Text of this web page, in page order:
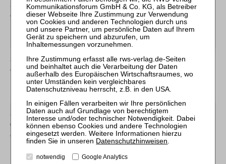
30.09.2026
Online
Reinhard Bork
Praktiker-Webinar90 Minuten
Anfechtungsrecht aktuell
[§ 15 FAO]
30.09.2026
Online
Ralf Josten
Praktiker-WebinarKredit in Krise und
Sanierung
[§ 15 FAO]
30.09.2026 und
01.10.2026
Online
Frank Thomas Zimmer
Mitarbeiter-Webinar2 x 3 Stunden:
Vergütungen des (vorläufigen)
Insolvenzverwalters und des
Treuhänders
Datenschutzhinweisen.
notwendig Google Analytics